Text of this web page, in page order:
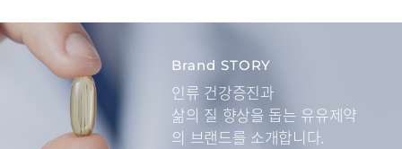
Brand STORY
인류 건강증진과
삶의 질 향상을 돕는 유유제약
의 브랜드를 소개합니다.